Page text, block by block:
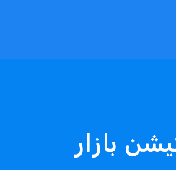
بازار